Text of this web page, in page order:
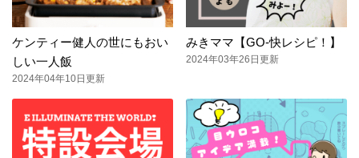
ケンティー健人の世にもおい
しい一人飯
2024年04年10日更新
みきママ【GO-快レシピ！】
2024年03年26日更新